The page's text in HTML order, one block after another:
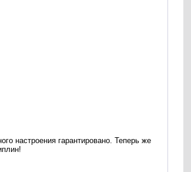
настроения гарантировано. Теперь же